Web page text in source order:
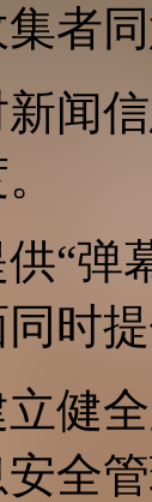
者同
新闻
供“
时
立健
全